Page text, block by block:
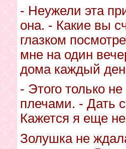
- Неужели эта
она. - Какие вы
глазком
мне на один
дома каждый
- Этого только
плечами. - Дать
Кажется я еще
Золушка не